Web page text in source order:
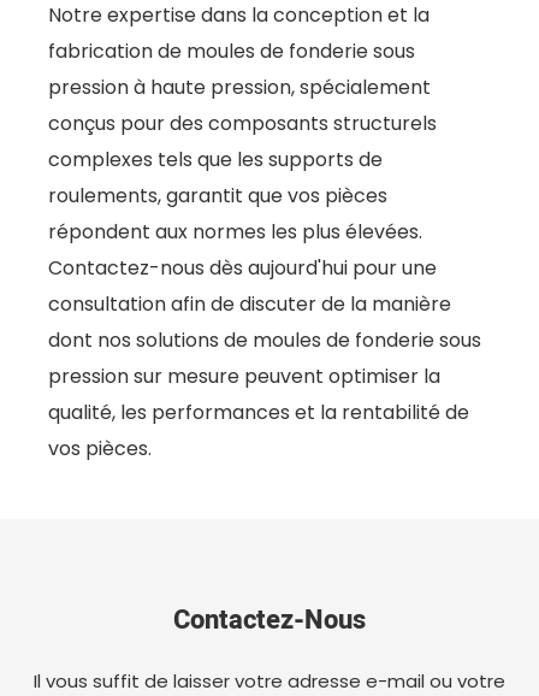
Notre expertise dans la conception et la
fabrication de moules de fonderie sous
pression à haute pression, spécialement
conçus pour des composants structurels
complexes tels que les supports de
roulements, garantit que vos pièces
répondent aux normes les plus élevées.
Contactez-nous dès aujourd'hui pour une
consultation afin de discuter de la manière
dont nos solutions de moules de fonderie sous
pression sur mesure peuvent optimiser la
qualité, les performances et la rentabilité de
vos pièces.
Contactez-Nous
Il vous suffit de laisser votre adresse e-mail ou votre